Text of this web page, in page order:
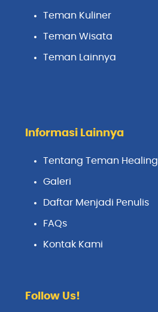
Teman Kuliner
Teman Wisata
Teman Lainnya
Informasi Lainnya
Tentang Teman Healing
Galeri
Daftar Menjadi Penulis
FAQs
Kontak Kami
Follow Us!